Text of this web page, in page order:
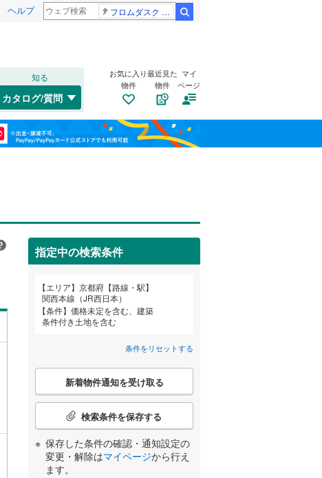
ヘルプ フロムダスク CBC賞
知る
カタログ/質問
お気に入り
物件
最近見た
物件
マイ
ページ
指定中の検索条件
エリア
京都府【路線・駅】
関西本線（JR西日本）
条件
価格未定を含む、建築
条件付き土地を含む
条件をリセットする
こ
検
条
件
新着物件通知を受け取る
検索条件を保存する
保存した条件の確認・通知設定の
変更・解除はマイページから行え
ます。
福島
鹿児島 沖縄
条件をリセットする
左京区(79)
下京区(13)
綾部市(1)
亀岡市(50)
長岡京市 (6)
京丹後市(0)
綴喜郡宇治田原町(1)
相楽郡精華町(0)
与謝郡伊根町(1)
条件をリセットする
条件をリセットする
関西本線（JR西日本）(
山陰本線(196
片町線(16)
京福電気鉄道北野線(86)
京阪本線(103)
京阪鴨東線(32)
阪急嵐山線(59)
条件をリセットする
条件をリセットする
南道路（2）
古家あり（1）
詳しく見る
条件をリセットする